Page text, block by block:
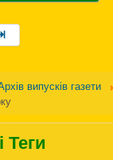
випусків газети
Теги